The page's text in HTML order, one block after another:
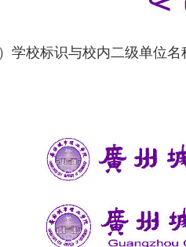
）学校标识与校内二级单位名